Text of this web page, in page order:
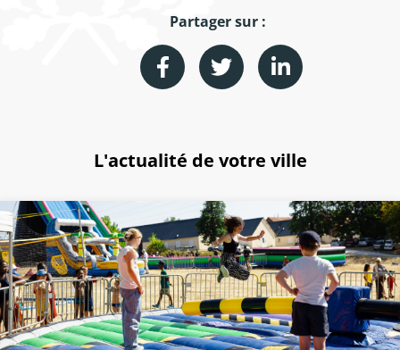
Partager sur :
L'actualité de votre ville